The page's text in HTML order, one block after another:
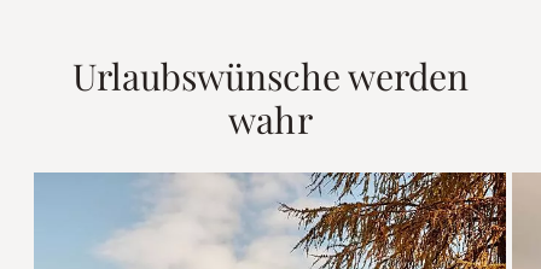
Urlaubswünsche werden
wahr